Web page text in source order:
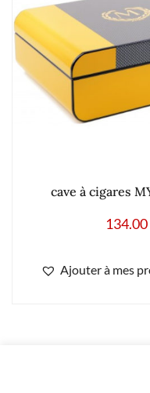
cave à cigares
134.00
Ajouter à mes